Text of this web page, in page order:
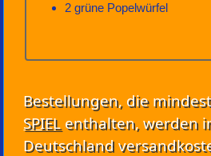
2 grüne Popelwürfel
Bestellungen, die
SPIEL enthalten, werden
Deutschland